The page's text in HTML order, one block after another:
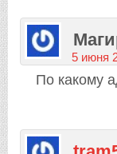
5 июня
По какому